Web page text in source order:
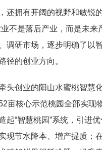
还拥有开阔的视野和敏锐
业不是落后产业，而是未来
调研市场，逐步明确了以
径的创业方向。
创业的阳山水蜜桃智慧
亩核心示范桃园全部实现
起“智慧桃园”系统，引进
现节水降本、增产提质；